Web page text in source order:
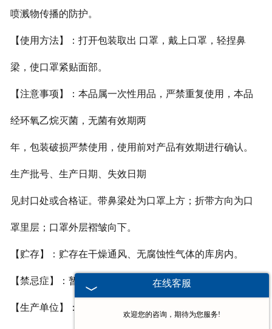
喷溅物传播的防护。
【使用方法】：打开包装取出 口罩，戴上口罩，轻捏鼻
梁，使口罩紧贴面部。
【注意事项】：本品属一次性用品，严禁重复使用，本品
经环氧乙烷灭菌，无菌有效期两
年，包装破损严禁使用，使用前对产品有效期进行确认。
生产批号、生产日期、失效日期
见封口处或合格证。带鼻梁处为口罩上方；折带方向为口
罩里层；口罩外层褶皱向下。
【贮存】：贮存在干燥通风、无腐蚀性气体的库房内。
【禁忌症】：暂无
【生产单位】：河南省豫北卫材有限公司
在线客服
欢迎您的咨询，期待为您服务!